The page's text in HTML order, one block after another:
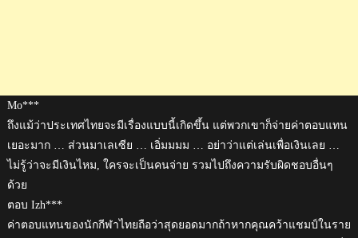
Mo***
ถึงแม้ว่าประเทศไทยจะมีเรื่องแบบนี้เกิดขึ้น แต่พวกเขาก็จ่ายค่าตอบแทน
เยอะมาก … ส่วนมาเลเซีย … เอิ่มมมม … อย่าว่าแต่เล่นเพื่อเงินเลย …
ไม่รู้ว่าจะมีเงินไหม, ใครจะเป็นคนจ่าย รวมไปถึงความรับผิดชอบอื่นๆ
ด้วย
ตอบ Izh***
ค่าตอบแทนของนักกีฬาไทยถือว่าสุดยอดมากถ้าหากคุณคว้าแชมป์ในราย